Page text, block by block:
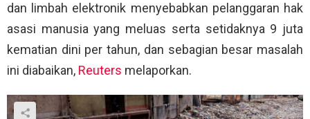
dan limbah elektronik menyebabkan pelanggaran hak
asasi manusia yang meluas serta setidaknya 9 juta
kematian dini per tahun, dan sebagian besar masalah
ini diabaikan, Reuters melaporkan.